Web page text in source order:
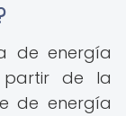
de energía
partir de la
de energía